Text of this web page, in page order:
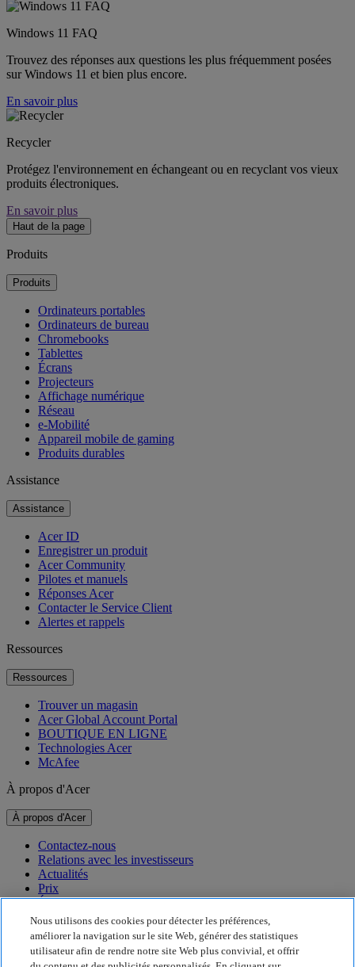
Windows 11 FAQ
Trouvez des réponses aux questions les plus fréquemment posées
sur Windows 11 et bien plus encore.
En savoir plus
Recycler
Protégez l'environnement en échangeant ou en recyclant vos vieux
produits électroniques.
En savoir plus
Haut de la page
Produits
Produits
Ordinateurs portables
Ordinateurs de bureau
Chromebooks
Tablettes
Écrans
Projecteurs
Affichage numérique
Réseau
e-Mobilité
Appareil mobile de gaming
Produits durables
Assistance
Assistance
Acer ID
Enregistrer un produit
Acer Community
Pilotes et manuels
Réponses Acer
Contacter le Service Client
Alertes et rappels
Ressources
Ressources
Trouver un magasin
Acer Global Account Portal
BOUTIQUE EN LIGNE
Technologies Acer
McAfee
À propos d'Acer
À propos d'Acer
Contactez-nous
Relations avec les investisseurs
Actualités
Prix
Événements
Développement durable
Développement durable
Nous utilisons des cookies pour détecter les préférences,
améliorer la navigation sur le site Web, générer des statistiques
utilisateur afin de rendre notre site Web plus convivial, et offrir